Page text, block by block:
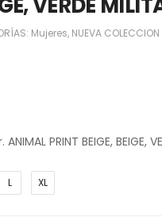
Mujeres, NUEVA COLECCION
PRINT BEIGE, BEIGE,
L XL